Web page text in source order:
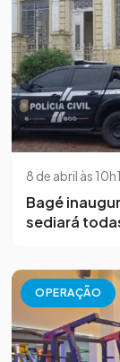
8 de abril às
Bagé
sediará
OPERAÇÃO